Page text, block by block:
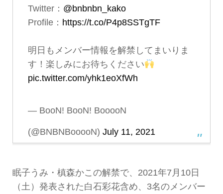
Twitter： @bnbnbn_kako
Profile： https://t.co/P4p8SSTgTF
明日もメンバー情報を解禁してまいりま
す！楽しみにお待ちください
pic.twitter.com/yhk1eoXfWh
— BooN! BooN! BooooN
(@BNBNBooooN) July 11, 2021
眠子うみ・槙森かこの解禁で、2021年7月10日
（土）発表された白石彩花含め、3名のメンバー